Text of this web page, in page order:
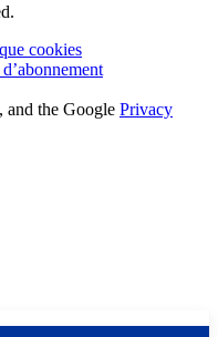
cookies
the Google Privacy